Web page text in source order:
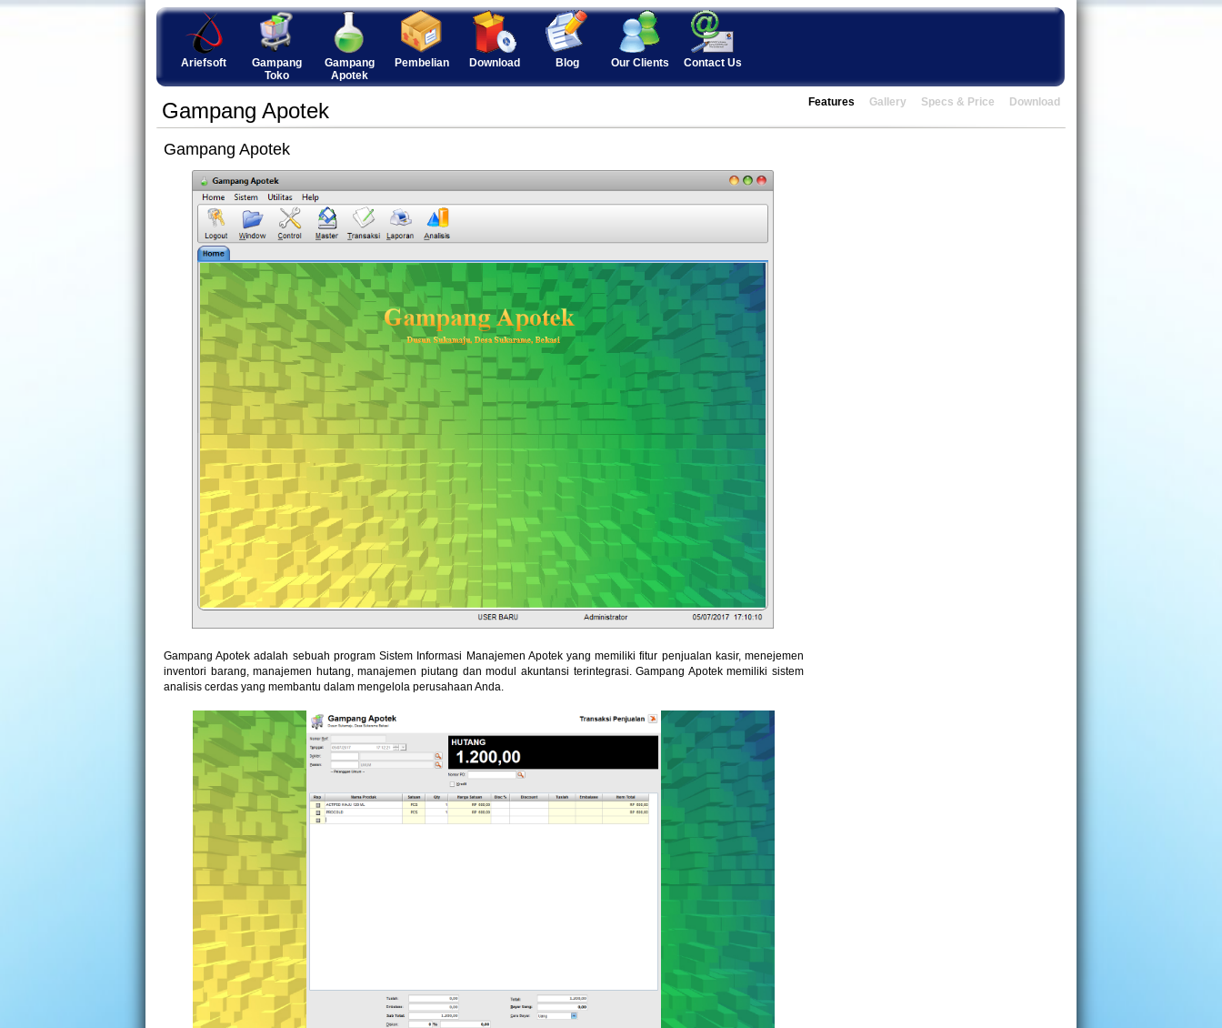
Ariefsoft
Gampang
Toko
Gampang
Apotek
Pembelian Download Blog Our Clients Contact Us
Gampang Apotek Features Gallery Specs & Price Download
Gampang Apotek
Gampang Apotek adalah sebuah program Sistem Informasi Manajemen Apotek yang memiliki fitur penjualan kasir, menejemen
inventori barang, manajemen hutang, manajemen piutang dan modul akuntansi terintegrasi. Gampang Apotek memiliki sistem
analisis cerdas yang membantu dalam mengelola perusahaan Anda.